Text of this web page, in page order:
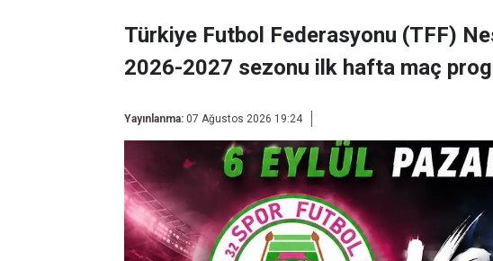
Türkiye Futbol Federasyonu (TFF)
2026-2027 sezonu ilk hafta maç
Yayınlanma: 07 Ağustos 2026 19:24